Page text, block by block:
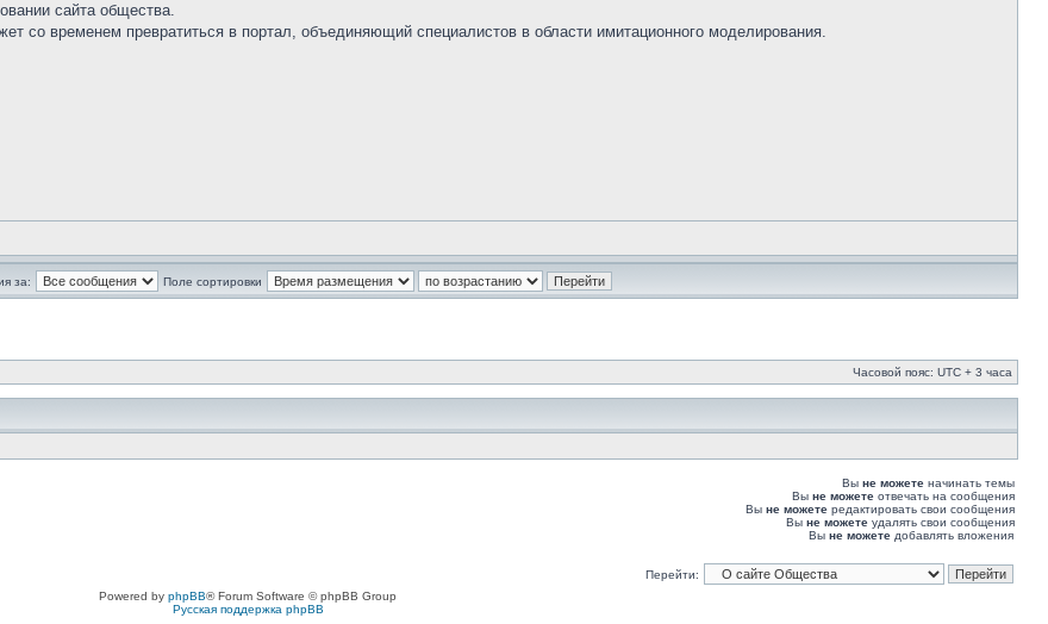
сайта общества.
со временем превратиться в портал, объединяющий специалистов в области имитационного моделирования.
за: Поле сортировки
Часовой пояс: UTC + 3 часа
Вы не можете начинать темы
Вы не можете отвечать на сообщения
Вы не можете редактировать свои сообщения
Вы не можете удалять свои сообщения
Вы не можете добавлять вложения
Перейти:
Powered by phpBB® Forum Software © phpBB Group
Русская поддержка phpBB